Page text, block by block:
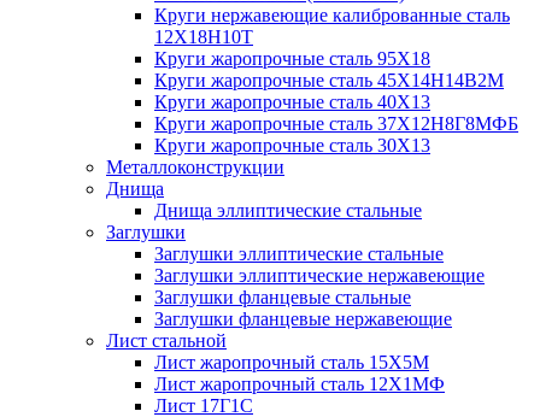
Круги нержавеющие калиброванные сталь
12Х18Н10Т
Круги жаропрочные сталь 95Х18
Круги жаропрочные сталь 45Х14Н14В2М
Круги жаропрочные сталь 40Х13
Круги жаропрочные сталь 37Х12Н8Г8МФБ
Круги жаропрочные сталь 30Х13
Металлоконструкции
Днища
Днища эллиптические стальные
Заглушки
Заглушки эллиптические стальные
Заглушки эллиптические нержавеющие
Заглушки фланцевые стальные
Заглушки фланцевые нержавеющие
Лист стальной
Лист жаропрочный сталь 15Х5М
Лист жаропрочный сталь 12Х1МФ
Лист 17Г1С